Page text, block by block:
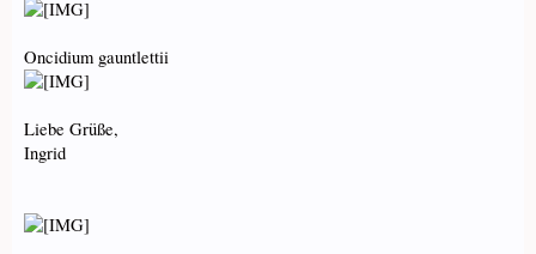
Oncidium gauntlettii
Liebe Grüße,
Ingrid